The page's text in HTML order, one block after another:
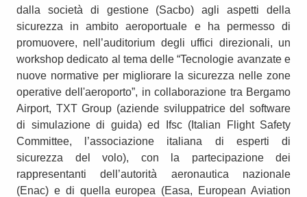
dalla società di gestione (Sacbo) agli aspetti della
sicurezza in ambito aeroportuale e ha permesso di
promuovere, nell’auditorium degli uffici direzionali, un
workshop dedicato al tema delle “Tecnologie avanzate e
nuove normative per migliorare la sicurezza nelle zone
operative dell'aeroporto”, in collaborazione tra Bergamo
Airport, TXT Group (aziende sviluppatrice del software
di simulazione di guida) ed Ifsc (Italian Flight Safety
Committee, l’associazione italiana di esperti di
sicurezza del volo), con la partecipazione dei
rappresentanti dell’autorità aeronautica nazionale
(Enac) e di quella europea (Easa, European Aviation